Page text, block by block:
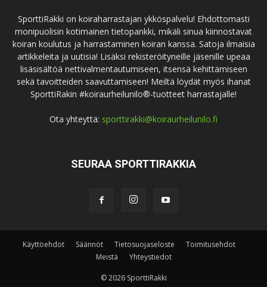
SporttiRakki on koiraharrastajan ykköspalvelu! Ehdottomasti
monipuolisin kotimainen tietopankki, mikäli sinua kiinnostavat
koiran koulutus ja harrastaminen koiran kanssa. Satoja ilmaisia
artikkeleita ja uutisia! Lisäksi rekisteröityneille jäsenille upeaa
lisäsisältöä nettivalmentautumiseen, itsensä kehittämiseen
sekä tavoitteiden saavuttamiseen! Meiltä löydät myös ihanat
SporttiRakin #koiraurheilunilo®-tuotteet harrastajalle!
Ota yhteyttä: sporttirakki@koiraurheilunilo.fi
SEURAA SPORTTIRAKKIA
Käyttöehdot Säännöt Tietosuojaseloste
Toimitusehdot
Meistä
Yhteystiedot
© 2026 SporttiRakki